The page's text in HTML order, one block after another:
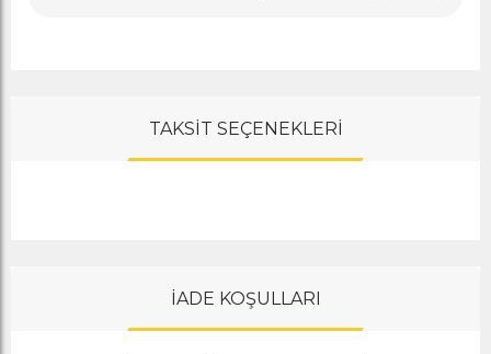
TAKSİT SEÇENEKLERİ
İADE KOŞULLARI